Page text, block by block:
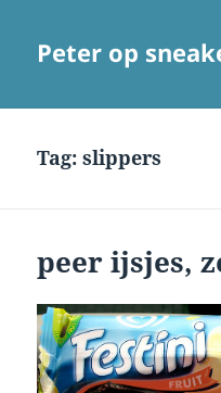
Peter op
Tag:slippers
peer ijsjes,